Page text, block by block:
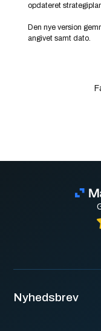
opdateret
Den nye version
angivet samt dato.
Nyhedsbrev